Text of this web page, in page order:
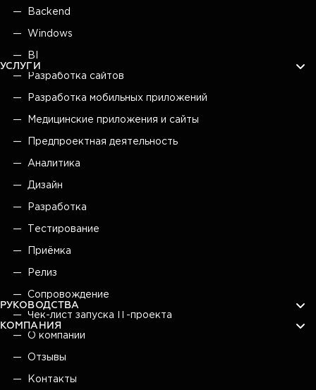
Backend
Windows
BI
УСЛУГИ
Разработка сайтов
Разработка мобильных приложений
Медицинские приложения и сайты
Предпроектная деятельность
Аналитика
Дизайн
Разработка
Тестирование
Приёмка
Релиз
Сопровождение
РУКОВОДСТВА
Чек-лист запуска IT-проекта
КОМПАНИЯ
О компании
Отзывы
Контакты